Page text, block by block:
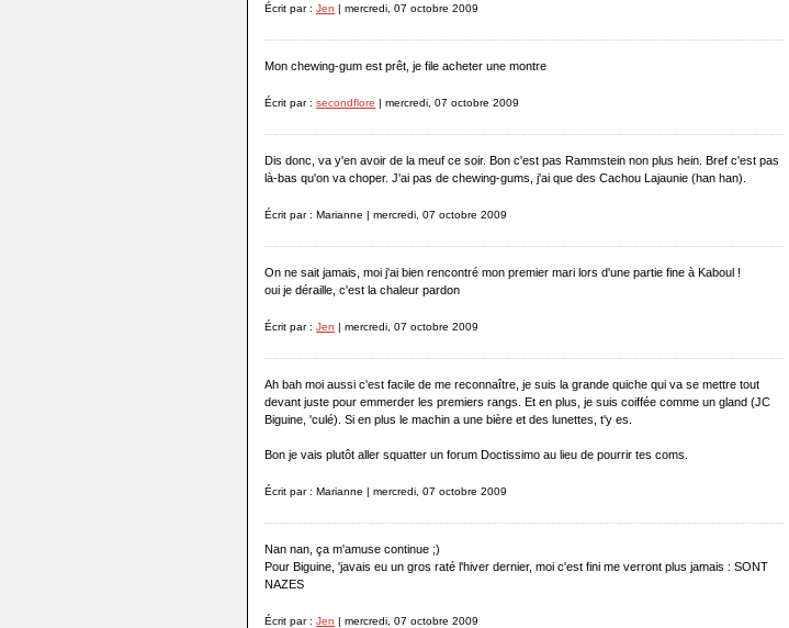
Écrit par : Jen | mercredi, 07 octobre 2009
Mon chewing-gum est prêt, je file acheter une montre
Écrit par : secondflore | mercredi, 07 octobre 2009
Dis donc, va y'en avoir de la meuf ce soir. Bon c'est pas Rammstein non plus hein. Bref c'est pas
là-bas qu'on va choper. J'ai pas de chewing-gums, j'ai que des Cachou Lajaunie (han han).
Écrit par : Marianne | mercredi, 07 octobre 2009
On ne sait jamais, moi j'ai bien rencontré mon premier mari lors d'une partie fine à Kaboul !
oui je déraille, c'est la chaleur pardon
Écrit par : Jen | mercredi, 07 octobre 2009
Ah bah moi aussi c'est facile de me reconnaître, je suis la grande quiche qui va se mettre tout
devant juste pour emmerder les premiers rangs. Et en plus, je suis coiffée comme un gland (JC
Biguine, 'culé). Si en plus le machin a une bière et des lunettes, t'y es.
Bon je vais plutôt aller squatter un forum Doctissimo au lieu de pourrir tes coms.
Écrit par : Marianne | mercredi, 07 octobre 2009
Nan nan, ça m'amuse continue ;)
Pour Biguine, 'javais eu un gros raté l'hiver dernier, moi c'est fini me verront plus jamais : SONT
NAZES
Écrit par : Jen | mercredi, 07 octobre 2009